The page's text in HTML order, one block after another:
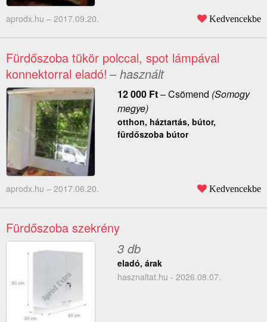
aprodx.hu – 2017.09.20. Kedvencekbe
Fürdőszoba tükör polccal, spot lámpával
konnektorral eladó! – használt
12 000 Ft–Csömend (Somogy
megye)
otthon, háztartás, bútor,
fürdőszoba bútor
aprodx.hu – 2017.06.20. Kedvencekbe
Fürdőszoba szekrény
3 db
eladó, árak
hasznaltat.hu - 2026.08.07.